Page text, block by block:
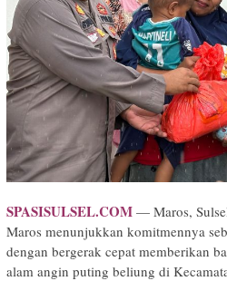
SPASISULSEL.COM — Maros,
Maros menunjukkan komitmennya
dengan bergerak cepat memberikan
alam angin puting beliung di